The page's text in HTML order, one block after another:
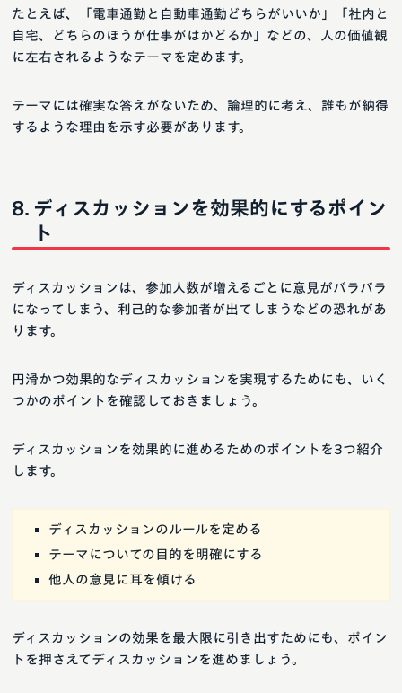
たとえば、「電車通勤と自動車通勤どちらがいいか」「社内と
自宅、どちらのほうが仕事がはかどるか」などの、人の価値観
に左右されるようなテーマを定めます。
テーマには確実な答えがないため、論理的に考え、誰もが納得
するような理由を示す必要があります。
ディスカッションを効果的にするポイン
ト
ディスカッションは、参加人数が増えるごとに意見がバラバラ
になってしまう、利己的な参加者が出てしまうなどの恐れがあ
ります。
円滑かつ効果的なディスカッションを実現するためにも、いく
つかのポイントを確認しておきましょう。
ディスカッションを効果的に進めるためのポイントを3つ紹介
します。
ディスカッションのルールを定める
テーマについての目的を明確にする
他人の意見に耳を傾ける
ディスカッションの効果を最大限に引き出すためにも、ポイン
トを押さえてディスカッションを進めましょう。